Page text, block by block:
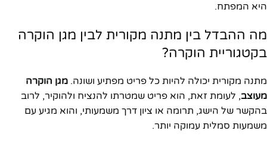
היא המפתח.
מה ההבדל בין מתנה מקורית לבין מגן הוקרה
בקטגוריית הוקרה?
מתנה מקורית יכולה להיות כל פריט מפתיע ושונה. מגן הוקרה
מעוצב, לעומת זאת, הוא פריט שמטרתו להנציח ולהוקיר, לרוב
בהקשר של הישג, תרומה או ציון דרך משמעותי, והוא מגיע עם
משמעות סמלית עמוקה יותר.